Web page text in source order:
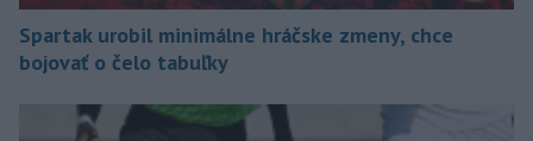
Spartak urobil minimálne hráčske zmeny, chce
bojovať o čelo tabuľky